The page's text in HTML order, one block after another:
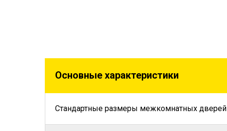
Основные характеристики
Стандартные размеры межкомнатных дверей